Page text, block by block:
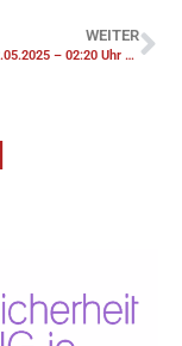
WEITER
024/2025 – 12.05.2025 – 02:20 Uhr – F1 Unterstützung WF IPW